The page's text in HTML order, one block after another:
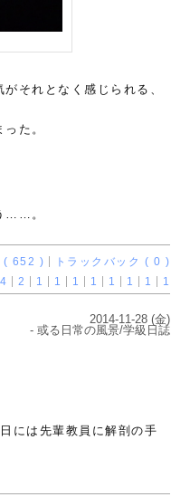
それとなく感じられる、
た。
……。
( 652 )
トラックバック ( 0 )
4 2 1 1 1 1 1 1 1 1
2014-11-28 (金)
- 或る日常の風景/学級日誌
には先輩教員に解剖の手